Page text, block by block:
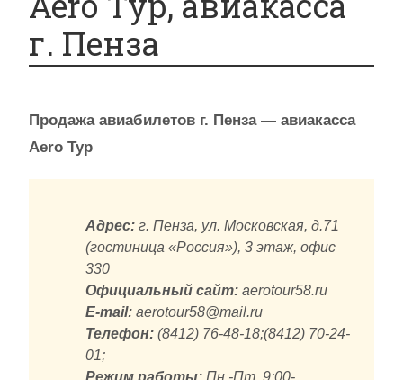
г. Пенза
Продажа авиабилетов г. Пенза — авиакасса
Aero Тур
Адрес: г. Пенза, ул. Московская, д.71
(гостиница «Россия»), 3 этаж, офис
330
Официальный сайт: aerotour58.ru
E-mail: aerotour58@mail.ru
Телефон: (8412) 76-48-18;(8412) 70-24-
01;
Режим работы: Пн.-Пт. 9:00-